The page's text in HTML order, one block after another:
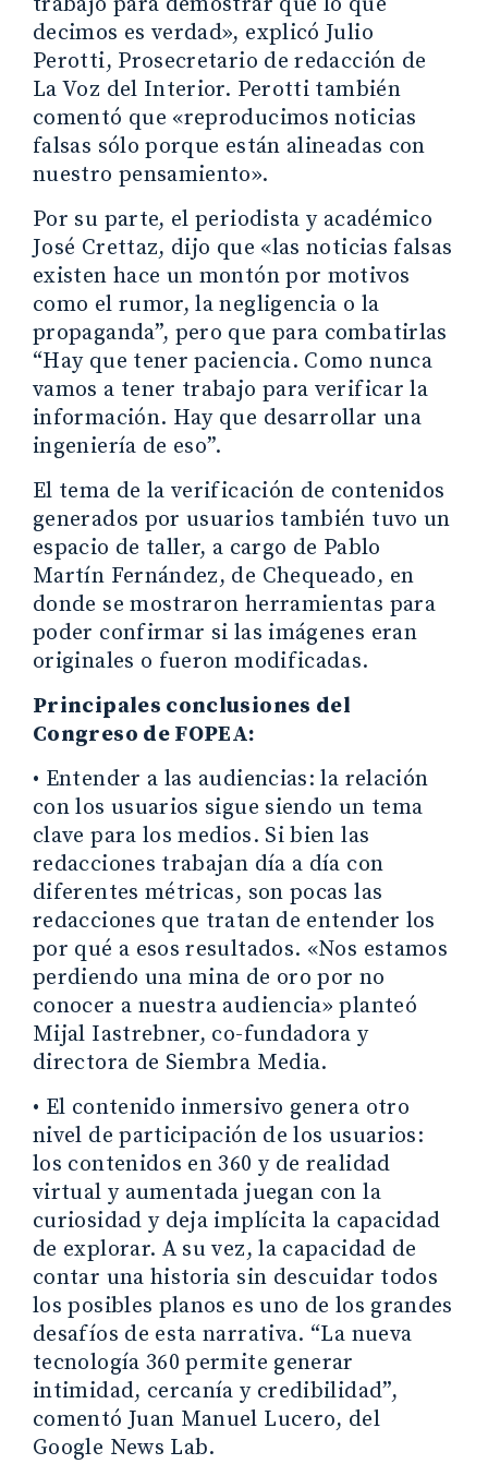
decimos es verdad», explicó Julio
Perotti, Prosecretario de redacción de
La Voz del Interior. Perotti también
comentó que «reproducimos noticias
falsas sólo porque están alineadas con
nuestro pensamiento».
Por su parte, el periodista y académico
José Crettaz, dijo que «las noticias falsas
existen hace un montón por motivos
como el rumor, la negligencia o la
propaganda”, pero que para combatirlas
“Hay que tener paciencia. Como nunca
vamos a tener trabajo para verificar la
información. Hay que desarrollar una
ingeniería de eso”.
El tema de la verificación de contenidos
generados por usuarios también tuvo un
espacio de taller, a cargo de Pablo
Martín Fernández, de Chequeado, en
donde se mostraron herramientas para
poder confirmar si las imágenes eran
originales o fueron modificadas.
Principales conclusiones del
Congreso de FOPEA:
• Entender a las audiencias: la relación
con los usuarios sigue siendo un tema
clave para los medios. Si bien las
redacciones trabajan día a día con
diferentes métricas, son pocas las
redacciones que tratan de entender los
por qué a esos resultados. «Nos estamos
perdiendo una mina de oro por no
conocer a nuestra audiencia» planteó
Mijal Iastrebner, co-fundadora y
directora de Siembra Media.
• El contenido inmersivo genera otro
nivel de participación de los usuarios:
los contenidos en 360 y de realidad
virtual y aumentada juegan con la
curiosidad y deja implícita la capacidad
de explorar. A su vez, la capacidad de
contar una historia sin descuidar todos
los posibles planos es uno de los grandes
desafíos de esta narrativa. “La nueva
tecnología 360 permite generar
intimidad, cercanía y credibilidad”,
comentó Juan Manuel Lucero, del
Google News Lab.